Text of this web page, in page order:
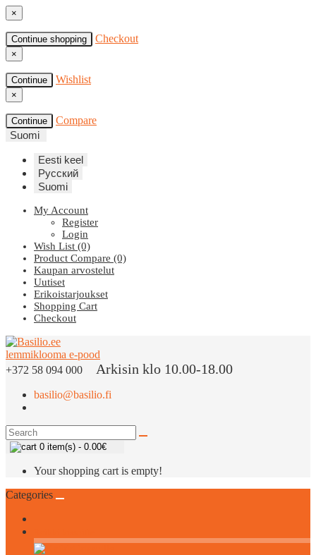
×
Continue shopping Checkout
×
Continue Wishlist
×
Continue
Compare
Suomi
Eesti keel
Русский
Suomi
My Account
Register
Login
Wish List (0)
Product Compare (0)
Kaupan arvostelut
Uutiset
Erikoistarjoukset
Shopping Cart
Checkout
+372 58 094 000 Arkisin klo 10.00-18.00
basilio@basilio.fi
0 item(s) - 0.00€
Your shopping cart is empty!
Categories